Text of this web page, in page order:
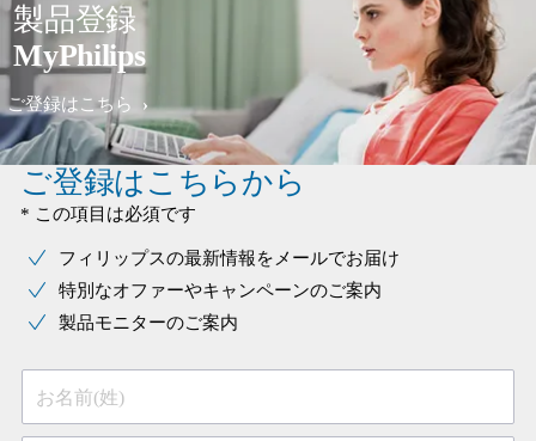
製品登録
MyPhilips
ご登録はこちら
ご登録はこちらから
* この項目は必須です
フィリップスの最新情報をメールでお届け
特別なオファーやキャンペーンのご案内
製品モニターのご案内
お名前(姓)